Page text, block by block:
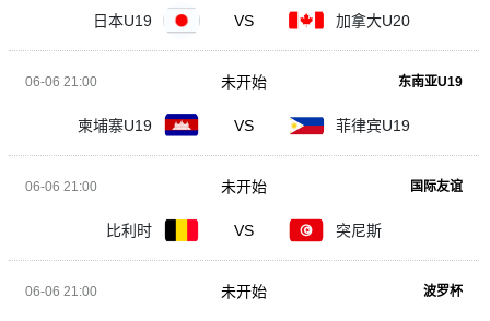
日本U19 VS 加拿大U20
06-06 21:00 东南亚U19
柬埔寨U19 VS 菲律宾U19
未开始
06-06 21:00 国际友谊
比利时 VS 突尼斯
未开始
06-06 21:00 波罗杯
未开始